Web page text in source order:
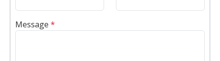
Message *